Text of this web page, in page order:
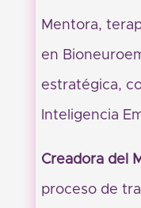
Mentora,
en
estratégica,
Inteligencia
Creadora del
proceso de